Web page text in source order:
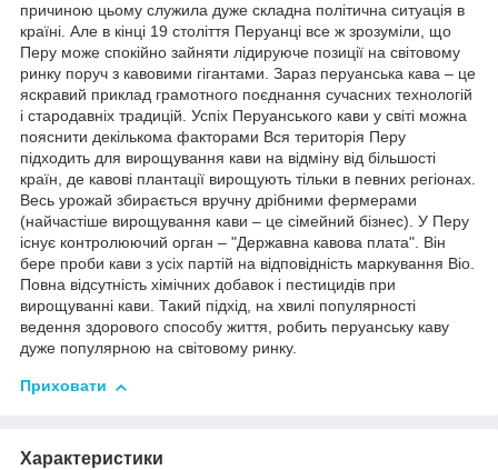
причиною цьому служила дуже складна політична ситуація в
країні. Але в кінці 19 століття Перуанці все ж зрозуміли, що
Перу може спокійно зайняти лідируюче позиції на світовому
ринку поруч з кавовими гігантами. Зараз перуанська кава – це
яскравий приклад грамотного поєднання сучасних технологій
і стародавніх традицій. Успіх Перуанського кави у світі можна
пояснити декількома факторами Вся територія Перу
підходить для вирощування кави на відміну від більшості
країн, де кавові плантації вирощують тільки в певних регіонах.
Весь урожай збирається вручну дрібними фермерами
(найчастіше вирощування кави – це сімейний бізнес). У Перу
існує контролюючий орган – "Державна кавова плата". Він
бере проби кави з усіх партій на відповідність маркування Bio.
Повна відсутність хімічних добавок і пестицидів при
вирощуванні кави. Такий підхід, на хвилі популярності
ведення здорового способу життя, робить перуанську каву
дуже популярною на світовому ринку.
Приховати
Характеристики